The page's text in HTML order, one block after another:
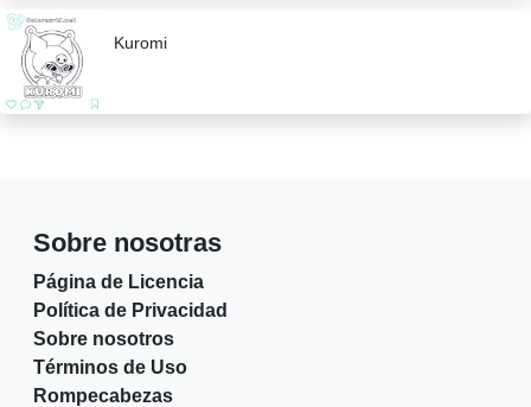
Kuromi
Sobre nosotras
Página de Licencia
Política de Privacidad
Sobre nosotros
Términos de Uso
Rompecabezas